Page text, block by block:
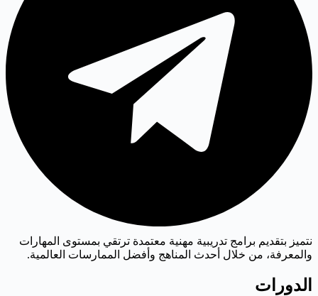
نتميز بتقديم برامج تدريبية مهنية معتمدة ترتقي بمستوى المهارات
والمعرفة، من خلال أحدث المناهج وأفضل الممارسات العالمية.
الدورات